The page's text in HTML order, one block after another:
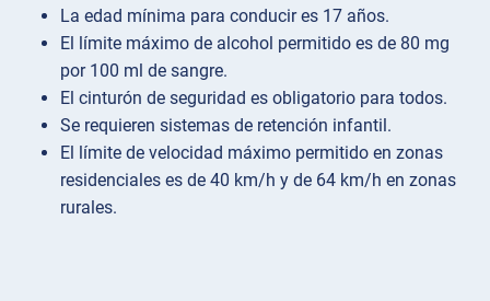
La edad mínima para conducir es 17 años.
El límite máximo de alcohol permitido es de 80 mg
por 100 ml de sangre.
El cinturón de seguridad es obligatorio para todos.
Se requieren sistemas de retención infantil.
El límite de velocidad máximo permitido en zonas
residenciales es de 40 km/h y de 64 km/h en zonas
rurales.